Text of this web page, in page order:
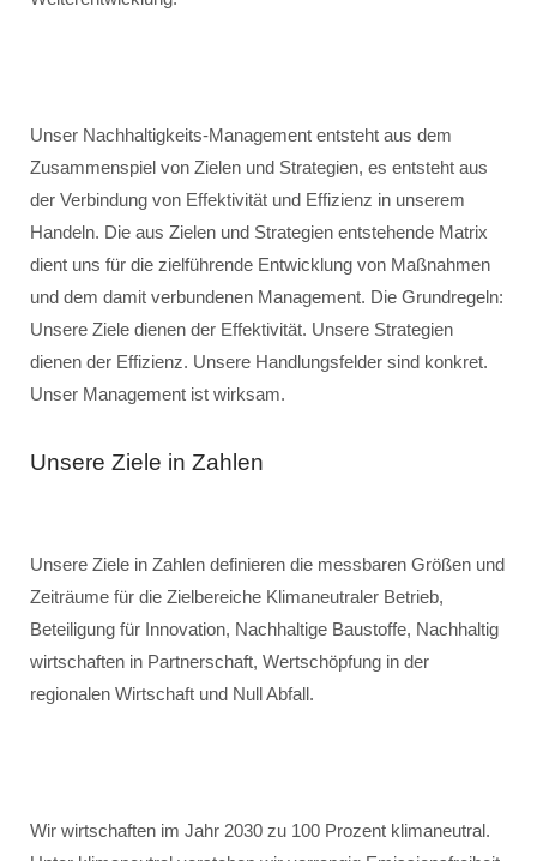
Unser Nachhaltigkeits-Management entsteht aus dem
Zusammenspiel von Zielen und Strategien, es entsteht aus
der Verbindung von Effektivität und Effizienz in unserem
Handeln. Die aus Zielen und Strategien entstehende Matrix
dient uns für die zielführende Entwicklung von Maßnahmen
und dem damit verbundenen Management. Die Grundregeln:
Unsere Ziele dienen der Effektivität. Unsere Strategien
dienen der Effizienz. Unsere Handlungsfelder sind konkret.
Unser Management ist wirksam.
Unsere Ziele in Zahlen
Unsere Ziele in Zahlen definieren die messbaren Größen und
Zeiträume für die Zielbereiche Klimaneutraler Betrieb,
Beteiligung für Innovation, Nachhaltige Baustoffe, Nachhaltig
wirtschaften in Partnerschaft, Wertschöpfung in der
regionalen Wirtschaft und Null Abfall.
Wir wirtschaften im Jahr 2030 zu 100 Prozent klimaneutral.